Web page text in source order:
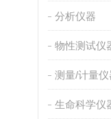
分析仪器
物性测试仪
测量/计量仪
生命科学仪